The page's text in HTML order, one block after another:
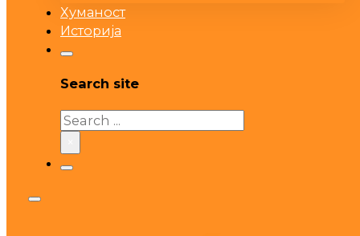
Хуманост
Историја
Search site
Search